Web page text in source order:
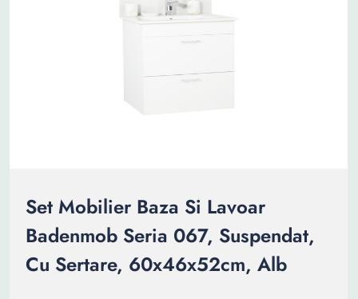
Set Mobilier Baza Si Lavoar
Badenmob Seria 067, Suspendat,
Cu Sertare, 60x46x52cm, Alb